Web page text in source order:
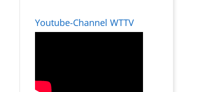
Youtube-Channel WTTV